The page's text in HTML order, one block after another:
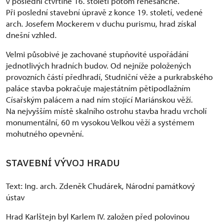
Při poslední stavební úpravě z konce 19. století, vedené
arch. Josefem Mockerem v duchu purismu, hrad získal
dnešní vzhled.
Velmi působivé je zachované stupňovité uspořádání
jednotlivých hradních budov. Od nejníže položených
provozních částí předhradí, Studniční věže a purkrabského
paláce stavba pokračuje majestátním pětipodlažním
Císařským palácem a nad ním stojící Mariánskou věží.
Na nejvyšším místě skalního ostrohu stavba hradu vrcholí
monumentální, 60 m vysokou Velkou věží a systémem
mohutného opevnění.
STAVEBNÍ VÝVOJ HRADU
Text: Ing. arch. Zdeněk Chudárek, Národní památkový
ústav
Hrad Karlštejn byl Karlem IV. založen před polovinou